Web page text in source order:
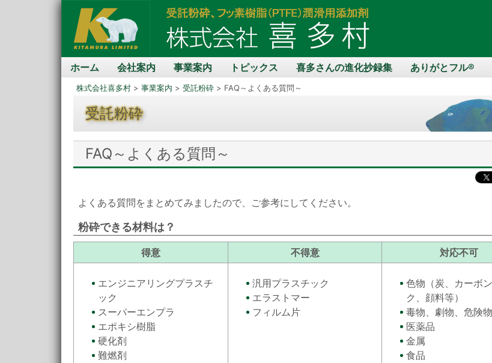
ホーム 会社案内 事業案内 トピックス 喜多さんの進化抄録集 ありがとフル®
株式会社喜多村 > 事業案内 > 受託粉砕 > FAQ～よくある質問～
受託粉砕
FAQ～よくある質問～
よくある質問をまとめてみましたので、ご参考にしてください。
粉砕できる材料は？
得意 不得意 対応不可
エンジニアリングプラスチ
ック
スーパーエンプラ
エポキシ樹脂
硬化剤
難燃剤
汎用プラスチック
エラストマー
フィルム片
色物（炭、カーボ
ク、顔料等）
毒物、劇物、危険物
医薬品
金属
食品